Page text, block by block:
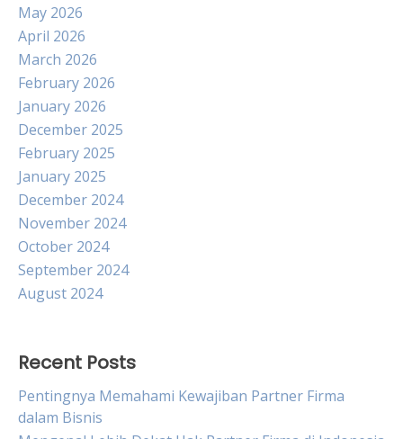
May 2026
April 2026
March 2026
February 2026
January 2026
December 2025
February 2025
January 2025
December 2024
November 2024
October 2024
September 2024
August 2024
Recent Posts
Pentingnya Memahami Kewajiban Partner Firma
dalam Bisnis